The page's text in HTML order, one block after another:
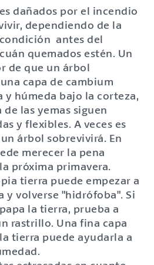
dañados por el incendio
dependiendo de la
antes del
quemados estén. Un
de que un árbol
capa de cambium
y húmeda bajo la corteza,
las yemas siguen
y flexibles. A veces es
árbol sobrevivirá. En
merecer la pena
próxima primavera.
tierra puede empezar a
y volverse "hidrófoba". Si
la tierra, prueba a
rastrillo. Una fina capa
tierra puede ayudarla a